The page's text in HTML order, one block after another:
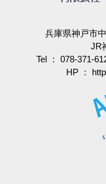
兵庫県神戸市
JR
Tel ： 078-371-
HP ：